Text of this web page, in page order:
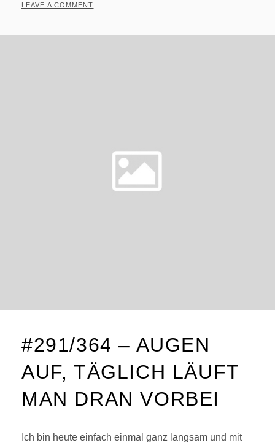
ON
LEAVE A COMMENT
#291/364 – AUGEN
AUF, TÄGLICH LÄUFT
MAN DRAN VORBEI
Ich bin heute einfach einmal ganz langsam und mit